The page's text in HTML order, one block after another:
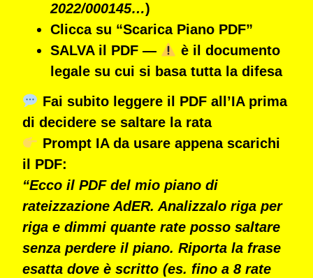
2022/000145…)
Clicca su “Scarica Piano PDF”
SALVA il PDF —
è il documento
legale su cui si basa tutta la difesa
Fai subito leggere il PDF all’IA prima
di decidere se saltare la rata
Prompt IA da usare appena scarichi
il PDF:
“Ecco il PDF del mio piano di
rateizzazione AdER. Analizzalo riga per
riga e dimmi quante rate posso saltare
senza perdere il piano. Riporta la frase
esatta dove è scritto (es. fino a 8 rate